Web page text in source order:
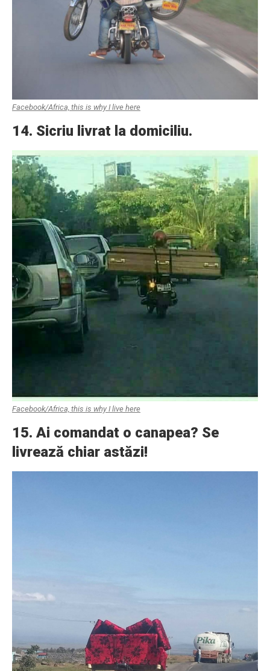
Facebook/Africa, this is why I live here
14. Sicriu livrat la domiciliu.
Facebook/Africa, this is why I live here
15. Ai comandat o canapea? Se
livrează chiar astăzi!